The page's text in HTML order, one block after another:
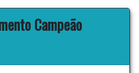
Campeão